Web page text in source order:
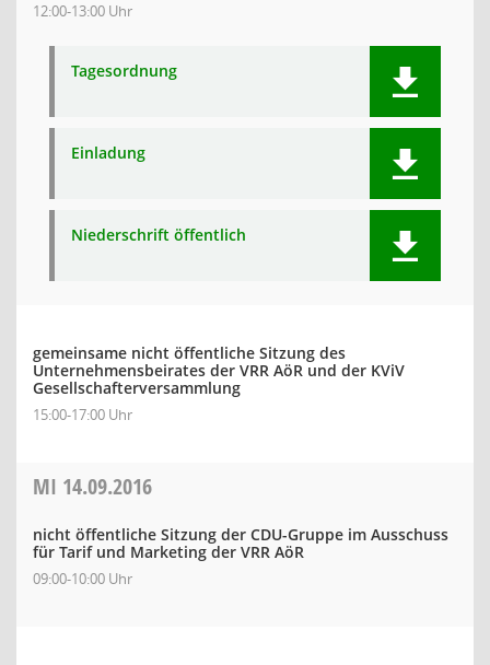
12:00-13:00 Uhr
Tagesordnung
Einladung
Niederschrift öffentlich
gemeinsame nicht öffentliche Sitzung des
Unternehmensbeirates der VRR AöR und der KViV
Gesellschafterversammlung
15:00-17:00 Uhr
MI 14.09.2016
nicht öffentliche Sitzung der CDU-Gruppe im Ausschuss
für Tarif und Marketing der VRR AöR
09:00-10:00 Uhr